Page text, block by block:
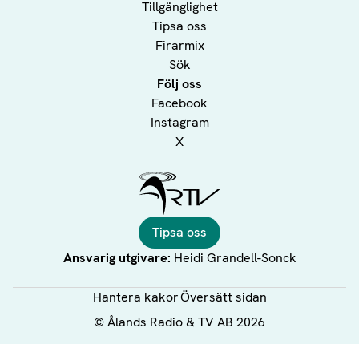
Tillgänglighet
Tipsa oss
Firarmix
Sök
Följ oss
Facebook
Instagram
X
Tipsa oss
Ansvarig utgivare: Heidi Grandell-Sonck
Hantera kakorÖversätt sidan
©Ålands Radio & TV AB 2026